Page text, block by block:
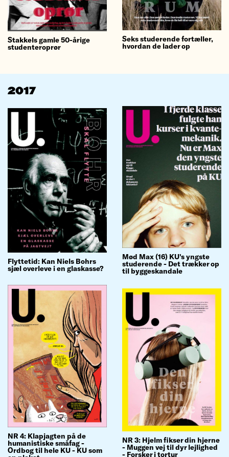
Stakkels gamle 50-årige
studenteroprør
Seks studerende fortæller,
hvordan de lader op
2017
Flyttetid: Kan Niels Bohrs
sjæl overleve i en glaskasse?
Mød Max (16) KU's yngste
studerende - Det trækker op
til byggeskandale
NR 4: Klapjagten på de
humanistiske småfag -
Ordbog til hele KU - KU som
NR 3: Hjelm fikser din hjerne
- Muggen vej til dyr lejlighed
- Forsker i tortur